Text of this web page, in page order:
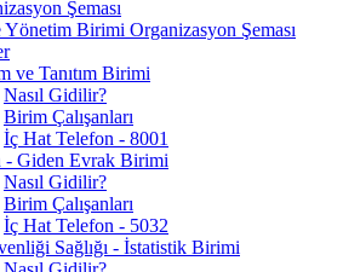
Şeması
Birimi Organizasyon Şeması
ve Tanıtım Birimi
Nasıl Gidilir?
Birim Çalışanları
İç Hat Telefon - 8001
- Giden Evrak Birimi
Nasıl Gidilir?
Birim Çalışanları
İç Hat Telefon - 5032
Sağlığı - İstatistik Birimi